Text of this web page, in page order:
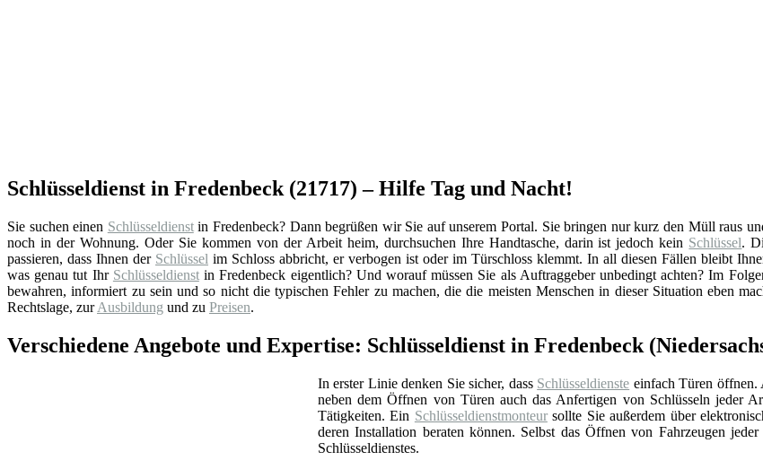
Schlüsseldienst in Fredenbeck (21717) – Hilfe Tag und Nacht!
Sie suchen einen Schlüsseldienstin Fredenbeck? Dann begrüßen wir Sie auf unserem Portal. Sie bringen nur kurz den Müll raus
noch in der Wohnung. Oder Sie kommen von der Arbeit heim, durchsuchen Ihre Handtasche, darin ist jedoch kein Schlüssel.
passieren, dass Ihnen der Schlüssel im Schloss abbricht, er verbogen ist oder im Türschloss klemmt. In all diesen Fällen bleibt
was genau tut Ihr Schlüsseldienstin Fredenbeck eigentlich? Und worauf müssen Sie als Auftraggeber unbedingt achten? Im
bewahren, informiert zu sein und so nicht die typischen Fehler zu machen, die die meisten Menschen in dieser Situation eben
Rechtslage, zurAusbildung und zu Preisen.
Verschiedene Angebote und Expertise: Schlüsseldienst in Fredenbeck
In erster Linie denken Sie sicher, dass Schlüsseldienste einfach Türen öffnen.
neben dem Öffnen von Türen auch das Anfertigen von Schlüsseln jeder
Tätigkeiten. Ein Schlüsseldienstmonteursollte Sie außerdem über
deren Installation beraten können. Selbst das Öffnen von Fahrzeugen
Schlüsseldienstes.